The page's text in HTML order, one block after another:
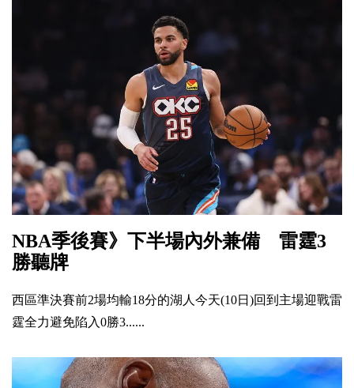
NBA季後賽》下半場內外兼備 雷霆3
勝聽牌
西區準決賽前2場均輸18分的湖人今天(10日)回到主場迎戰雷
霆全力避免陷入0勝3......